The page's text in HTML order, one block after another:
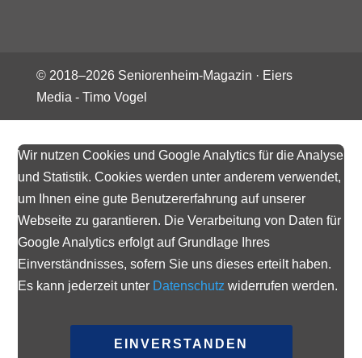
© 2018–2026Seniorenheim-Magazin · Eiers
Media - Timo Vogel
Wir nutzen Cookies und Google Analytics für die Analyse
und Statistik. Cookies werden unter anderem verwendet,
um Ihnen eine gute Benutzererfahrung auf unserer
Webseite zu garantieren. Die Verarbeitung von Daten für
Google Analytics erfolgt auf Grundlage Ihres
Einverständnisses, sofern Sie uns dieses erteilt haben.
Es kann jederzeit unter Datenschutz widerrufen werden.
EINVERSTANDEN